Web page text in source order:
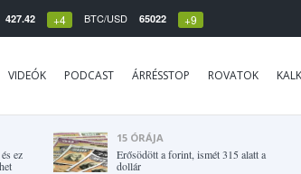
427.42 +4 BTC/USD 65022 +9
VIDEÓK PODCAST ÁRRÉSSTOP ROVATOK
ez
15 ÓRÁJA
Erősödött a forint, ismét 315 alatt a
dollár